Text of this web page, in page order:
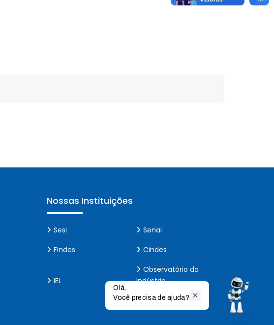
Nossas Instituições
Sesi
Senai
Findes
Cindes
IEL
Observatório da
Indústria
Olá,
Você precisa de ajuda?